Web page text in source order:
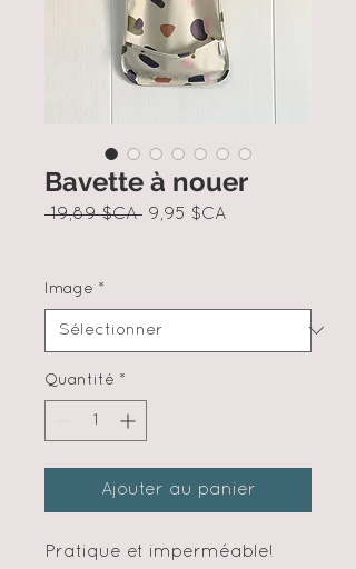
Bavette à nouer
19,89 $CA Prix
9,95 $CA
Image *
Quantité *
Ajouter au panier
Pratique et imperméable!